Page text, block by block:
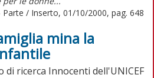
/ Inserto, 01/10/2000, pag. 648
mina la
di ricerca Innocenti dell'UNICEF